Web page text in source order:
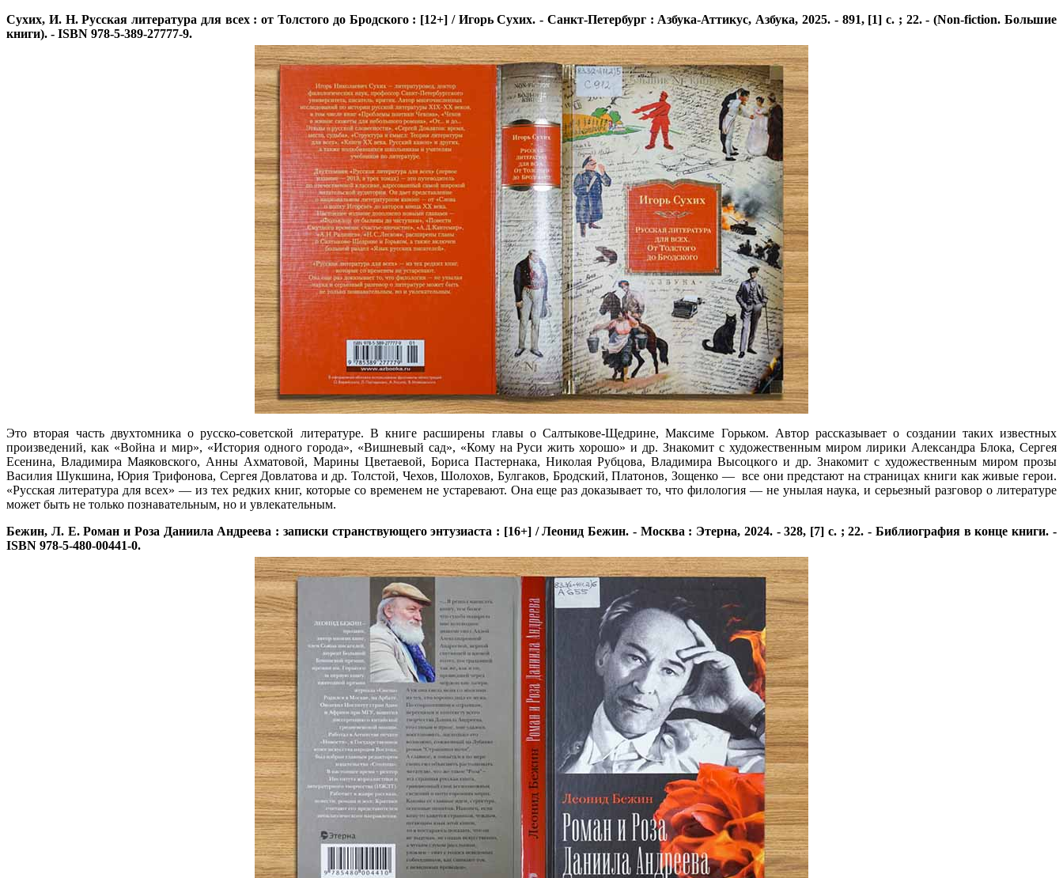
Сухих, И. Н.Русская литература для всех : от Толстого до Бродского : [12+] / Игорь Сухих. - Санкт-Петербург : Азбука-Аттикус, Азбука, 2025. - 891, [1] с. ; 22. - (Non-fiction. Большие
книги). - ISBN 978-5-389-27777-9.
Это вторая часть двухтомника о русско-советской литературе. В книге расширены главы о Салтыкове-Щедрине, Максиме Горьком. Автор рассказывает о создании таких известных
произведений, как «Война и мир», «История одного города», «Вишневый сад», «Кому на Руси жить хорошо» и др. Знакомит с художественным миром лирики Александра Блока, Сергея
Есенина, Владимира Маяковского, Анны Ахматовой, Марины Цветаевой, Бориса Пастернака, Николая Рубцова, Владимира Высоцкого и др. Знакомит с художественным миром прозы
Василия Шукшина, Юрия Трифонова, Сергея Довлатова и др. Толстой, Чехов, Шолохов, Булгаков, Бродский, Платонов, Зощенко — все они предстают на страницах книги как живые герои.
«Русская литература для всех» — из тех редких книг, которые со временем не устаревают. Она еще раз доказывает то, что филология — не унылая наука, и серьезный разговор о литературе
может быть не только познавательным, но и увлекательным.
Бежин, Л. Е.Роман и Роза Даниила Андреева : записки странствующего энтузиаста : [16+] / Леонид Бежин. - Москва : Этерна, 2024. - 328, [7] с. ; 22. - Библиография в конце книги. -
ISBN 978-5-480-00441-0.